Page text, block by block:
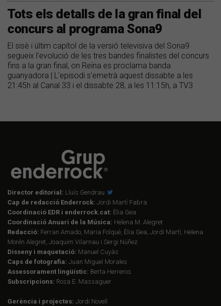
Tots els detalls de la gran final del
concurs al programa Sona9
El sisè i últim capítol de la versió televisiva del Sona9
segueix l'evolució de les tres bandes finalistes del concurs
fins a la gran final, on Reïna es proclama banda
guanyadora | L'episodi s'emetrà aquest dissabte a les
21:45h al Canal 33 i el dissabte 28, a les 11:15h, a TV3
Director editorial: Lluís Gendrau
Cap de redacció Enderrock: Jordi Martí Fabra
Coordinació EDR i enderrock.cat: Èlia Gea
Coordinació Anuari de la Música: Helena M. Alegret
Redacció: Ferran Amado, Maria Folqué, Èlia Gea, Jordi Martí, Helena
Morén Alegret, Joaquim Vilarnau i Sergi Núñez
Disseny i maquetació: Manuel Cuyàs
Caps de fotografia: Juan Miguel Morales
Assessorament lingüístic: Berta Herreros
Subscripcions: Rosa E. Massaguer
Gerència i projectes: Jordi Novell